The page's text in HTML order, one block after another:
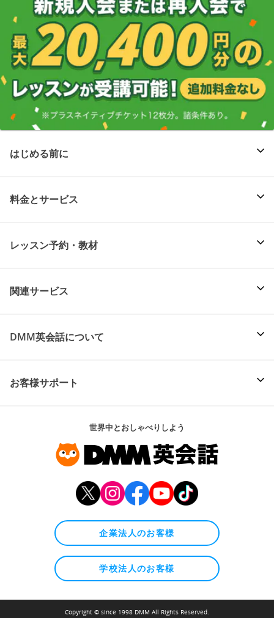
はじめる前に
料金とサービス
レッスン予約・教材
関連サービス
DMM英会話について
お客様サポート
世界中とおしゃべりしよう
企業法人のお客様
学校法人のお客様
Copyright © since 1998 DMM All Rights Reserved.